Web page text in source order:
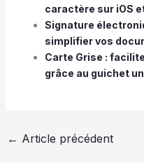
caractère sur iOS
Signature
simplifier vos
Carte Grise :
grâce au guichet
← Article précédent